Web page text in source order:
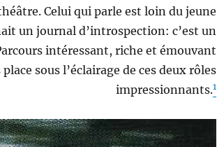
Celui qui parle est loin du jeune
un journal d’introspection: c’est un
intéressant, riche et émouvant
sous l’éclairage de ces deux rôles
impressionnants.1